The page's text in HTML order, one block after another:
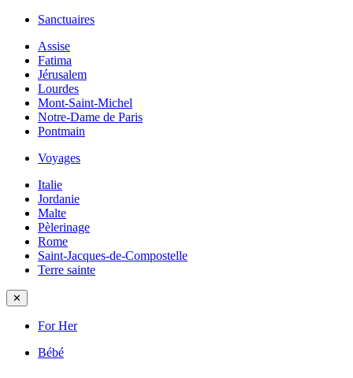
Sanctuaires
Assise
Fatima
Jérusalem
Lourdes
Mont-Saint-Michel
Notre-Dame de Paris
Pontmain
Voyages
Italie
Jordanie
Malte
Pèlerinage
Rome
Saint-Jacques-de-Compostelle
Terre sainte
✕
For Her
Bébé